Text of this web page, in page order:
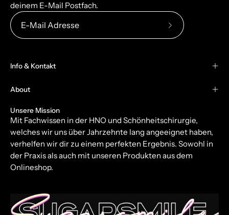
deinem E-Mail Postfach.
Abonniere
Info & Kontakt
About
Unsere Mission
Mit Fachwissen in der HNO und Schönheitschirurgie,
welches wir uns über Jahrzehnte lang angeeignet haben,
verhelfen wir dir zu einem perfekten Ergebnis. Sowohl in
der Praxis als auch mit unseren Produkten aus dem
Onlineshop.